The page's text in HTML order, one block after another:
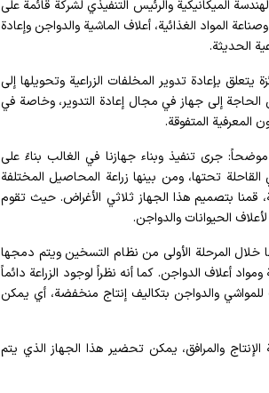
الميكانيكية والرئيس التنفيذي لشركة قائمة على
المواد الغذائية، أعلاف الماشية والدواجن وإعادة
الحديثة.
بإعادة تدوير المخلفات الزراعية وتحويلها إلى
الحاجة إلى جهاز في مجال إعادة التدوير، وخاصة في
المعرفية المتفوقة.
جرى تنفيذ وبناء جهازنا في الغالب بناءً على
تحتها، ومن بينها زراعة المحاصيل المختلفة
بتصميم هذا الجهاز ثلاثي الأغراض. حيث تقوم
الحيوانات والدواجن.
خلال المرحلة الأولى من نظام التسخين ويتم دمجها
أعلاف الدواجن. كما أنه نظراً لوجود الزراعة دائماً
للمواشي والدواجن بتكاليف إنتاج منخفضة، أي يمكن
والمرافق، يمكن تحضير هذا الجهاز الذي يتم